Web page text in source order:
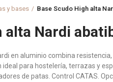
y bases Base Scudo High alta
alta Nardi
en aluminio combina
para hostelería, terrazas y
de patas. Control CATAS.